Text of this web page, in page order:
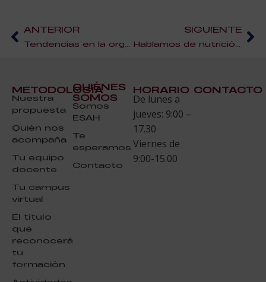
ANTERIOR SIGUIENTE
METODOLOGÍA
Nuestra
propuesta
Quién nos
acompaña
Tu equipo
docente
Tu campus
virtual
El título
que
reconocerá
tu
formación
QUIÉNES
SOMOS
Somos
ESAH
Te
esperamos
Contacto
HORARIO
De lunes a
jueves: 9:00 –
17.30
Viernes de
9:00-15.00
CONTACTO